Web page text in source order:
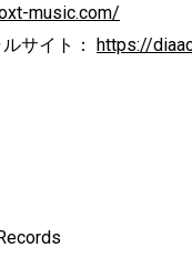
music.com/
サイト：
https://